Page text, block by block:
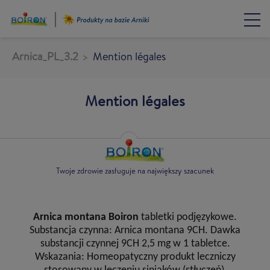
do
Arnica_PL_3.2
Mention légales
Mention légales
Twoje zdrowie zasługuje na największy szacunek
Arnica montana Boiron tabletki podjęzykowe.
Substancja czynna: Arnica montana 9CH. Dawka
substancji czynnej 9CH 2,5 mg w 1 tabletce.
Wskazania: Homeopatyczny produkt leczniczy